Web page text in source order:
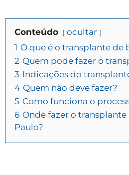
Conteúdo
ocultar
1 O que é o transplante de
2 Quem pode fazer o
3 Indicações do
4 Quem não deve fazer?
5 Como funciona o
6 Onde fazer o transplante
Paulo?